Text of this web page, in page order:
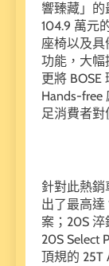
響臻藏」的
104.9 萬元
座椅以及
功能，大幅
更將 BOSE
Hands-free
足消費者對
針對此熱銷
出了最高達
案；20S 淬
20S Select
頂規的 25T